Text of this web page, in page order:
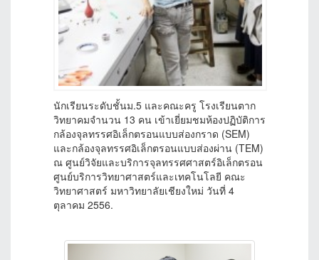
นักเรียนระดับชั้นม.5 และคณะครู โรงเรียนตาก
วิทยาคมจำนวน 13 คน เข้าเยี่ยมชมห้องปฏิบัติการ
กล้องจุลทรรศอิเล็กตรอนแบบส่องกราด (SEM)
และกล้องจุลทรรศอิเล็กตรอนแบบส่องผ่าน (TEM)
ณ ศูนย์วิจัยและบริการจุลทรรศศาสตร์อิเล็กตรอน
ศูนย์บริการวิทยาศาสตร์และเทคโนโลยี คณะ
วิทยาศาสตร์ มหาวิทยาลัยเชียงใหม่ วันที่ 4
ตุลาคม 2556.